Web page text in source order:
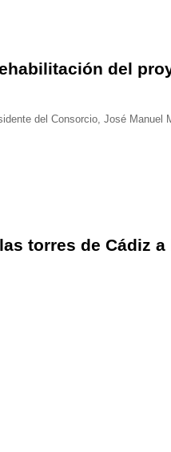
del
del Consorcio, José Manuel
torres de Cádiz